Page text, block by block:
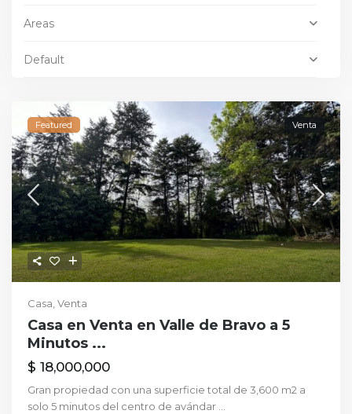
Areas
Default
Featured Venta
Casa ,Venta
Casa en Venta en Valle de Bravo a 5
Minutos ...
$ 18,000,000
Gran propiedad con una superficie total de 3,600 m2 a
solo 5 minutos del centro de avándar